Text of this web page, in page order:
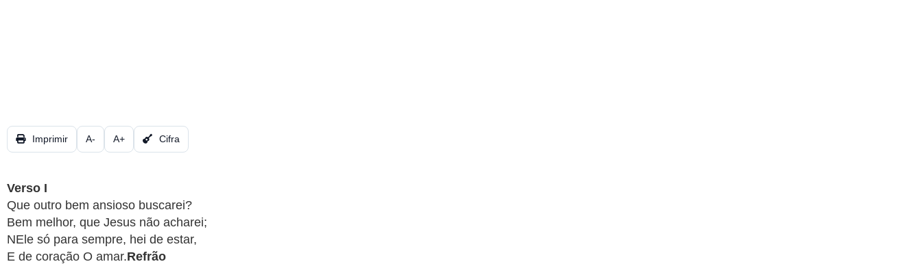
REVIEW
AUTORES
DA
HARPA
Imprimir A- A+ Cifra
Verso I
Que outro bem ansioso buscarei?
Bem melhor, que Jesus não acharei;
NEle só para sempre, hei de estar,
E de coração O amar.Refrão